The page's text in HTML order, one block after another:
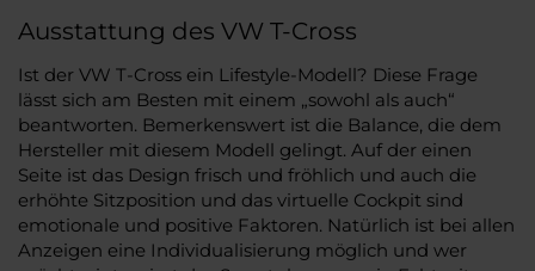
Ausstattung des VW T-Cross
Ist der VW T-Cross ein Lifestyle-Modell? Diese Frage
lässt sich am Besten mit einem „sowohl als auch“
beantworten. Bemerkenswert ist die Balance, die dem
Hersteller mit diesem Modell gelingt. Auf der einen
Seite ist das Design frisch und fröhlich und auch die
erhöhte Sitzposition und das virtuelle Cockpit sind
emotionale und positive Faktoren. Natürlich ist bei allen
Anzeigen eine Individualisierung möglich und wer